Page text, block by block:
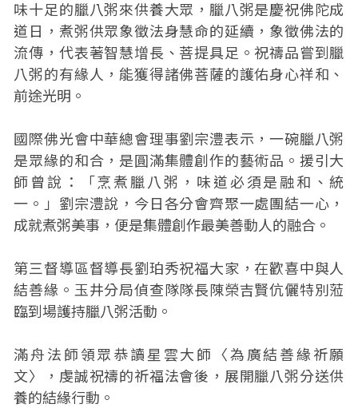
味十足的臘八粥來供養大眾，臘八粥是慶祝佛陀成
道日，煮粥供眾象徵法身慧命的延續，象徵佛法的
流傳，代表著智慧增長、菩提具足。祝禱品嘗到臘
八粥的有緣人，能獲得諸佛菩薩的護佑身心祥和、
前途光明。
國際佛光會中華總會理事劉宗澧表示，一碗臘八粥
是眾緣的和合，是圓滿集體創作的藝術品。援引大
師曾說：「烹煮臘八粥，味道必須是融和、統
一。」劉宗澧說，今日各分會齊聚一處團結一心，
成就煮粥美事，便是集體創作最美善動人的融合。
第三督導區督導長劉珀秀祝福大家，在歡喜中與人
結善緣。玉井分局偵查隊隊長陳榮吉賢伉儷特別蒞
臨到場護持臘八粥活動。
滿舟法師領眾恭讀星雲大師〈為廣結善緣祈願
文〉，虔誠祝禱的祈福法會後，展開臘八粥分送供
養的結緣行動。